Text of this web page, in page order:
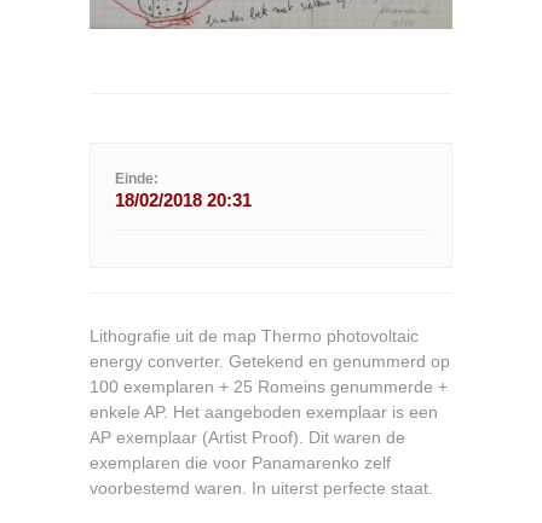
Einde:
18/02/2018 20:31
Lithografie uit de map Thermo photovoltaic
energy converter. Getekend en genummerd op
100 exemplaren + 25 Romeins genummerde +
enkele AP. Het aangeboden exemplaar is een
AP exemplaar (Artist Proof). Dit waren de
exemplaren die voor Panamarenko zelf
voorbestemd waren. In uiterst perfecte staat.